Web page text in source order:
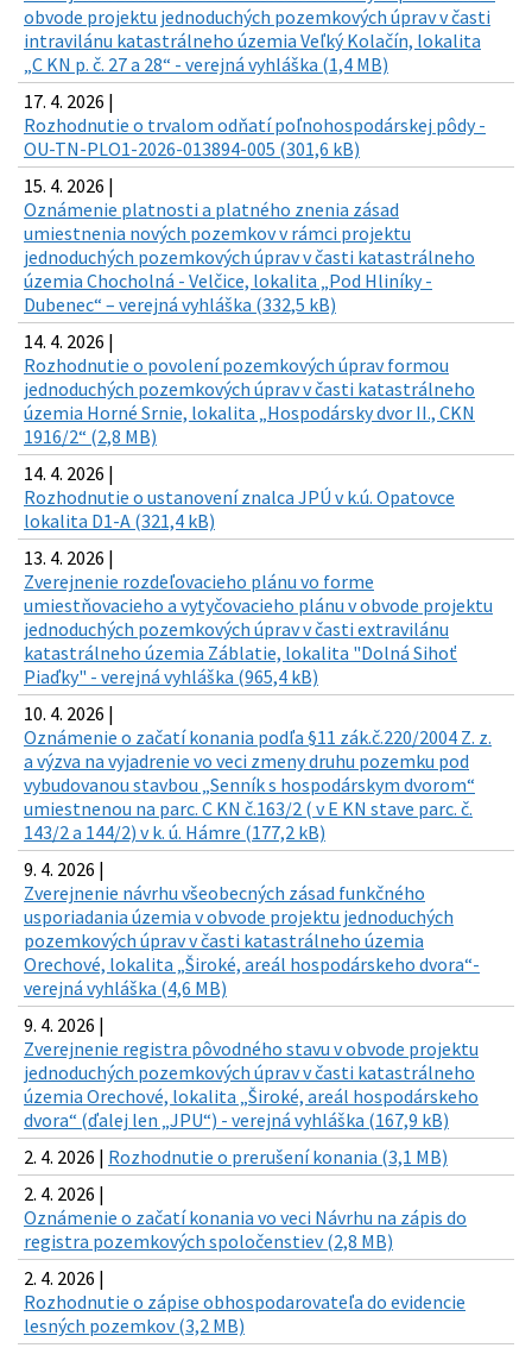
obvode projektu jednoduchých pozemkových úprav v časti
intravilánu katastrálneho územia Veľký Kolačín, lokalita
„C KN p. č. 27 a 28“ - verejná vyhláška (1,4 MB)
17. 4. 2026 |
Rozhodnutie o trvalom odňatí poľnohospodárskej pôdy -
OU-TN-PLO1-2026-013894-005 (301,6 kB)
15. 4. 2026 |
Oznámenie platnosti a platného znenia zásad
umiestnenia nových pozemkov v rámci projektu
jednoduchých pozemkových úprav v časti katastrálneho
územia Chocholná - Velčice, lokalita „Pod Hliníky -
Dubenec“ – verejná vyhláška (332,5 kB)
14. 4. 2026 |
Rozhodnutie o povolení pozemkových úprav formou
jednoduchých pozemkových úprav v časti katastrálneho
územia Horné Srnie, lokalita „Hospodársky dvor II., CKN
1916/2“ (2,8 MB)
14. 4. 2026 |
Rozhodnutie o ustanovení znalca JPÚ v k.ú. Opatovce
lokalita D1-A (321,4 kB)
13. 4. 2026 |
Zverejnenie rozdeľovacieho plánu vo forme
umiestňovacieho a vytyčovacieho plánu v obvode projektu
jednoduchých pozemkových úprav v časti extravilánu
katastrálneho územia Záblatie, lokalita "Dolná Sihoť
Piaďky" - verejná vyhláška (965,4 kB)
10. 4. 2026 |
Oznámenie o začatí konania podľa §11 zák.č.220/2004 Z. z.
a výzva na vyjadrenie vo veci zmeny druhu pozemku pod
vybudovanou stavbou „Senník s hospodárskym dvorom“
umiestnenou na parc. C KN č.163/2 ( v E KN stave parc. č.
143/2 a 144/2) v k. ú. Hámre (177,2 kB)
9. 4. 2026 |
Zverejnenie návrhu všeobecných zásad funkčného
usporiadania územia v obvode projektu jednoduchých
pozemkových úprav v časti katastrálneho územia
Orechové, lokalita „Široké, areál hospodárskeho dvora“-
verejná vyhláška (4,6 MB)
9. 4. 2026 |
Zverejnenie registra pôvodného stavu v obvode projektu
jednoduchých pozemkových úprav v časti katastrálneho
územia Orechové, lokalita „Široké, areál hospodárskeho
dvora“ (ďalej len „JPU“) - verejná vyhláška (167,9 kB)
2. 4. 2026 | Rozhodnutie o prerušení konania (3,1 MB)
2. 4. 2026 |
Oznámenie o začatí konania vo veci Návrhu na zápis do
registra pozemkových spoločenstiev (2,8 MB)
2. 4. 2026 |
Rozhodnutie o zápise obhospodarovateľa do evidencie
lesných pozemkov (3,2 MB)